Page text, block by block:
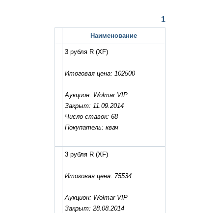
1
Наименование
3 рубля R (XF)
Итоговая цена: 102500
Аукцион: Wolmar VIP
Закрыт: 11.09.2014
Число ставок: 68
Покупатель: квач
3 рубля R (XF)
Итоговая цена: 75534
Аукцион: Wolmar VIP
Закрыт: 28.08.2014